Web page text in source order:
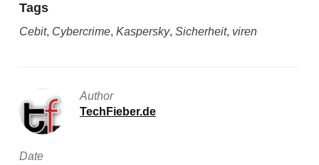
Tags
Cebit, Cybercrime, Kaspersky, Sicherheit, viren
Author
TechFieber.de
Date